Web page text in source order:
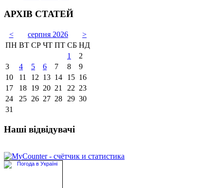
АРХІВ СТАТЕЙ
< серпня 2026
>
ПН ВТ СР ЧТ ПТ СБ НД
1
2
3
4 5 6 7 8
9
10
11 12 13 14 15 16
17
18 19 20 21 22 23
24
25 26 27 28 29 30
31
Наші відвідувачі